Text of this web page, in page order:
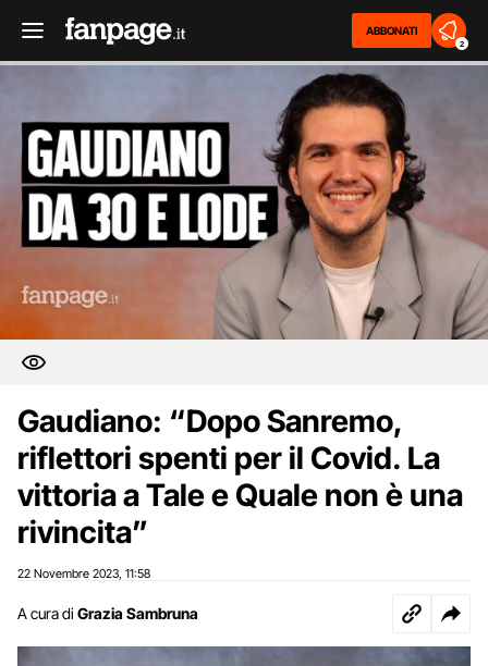
ABBONATI
2
Gaudiano: “Dopo Sanremo,
riflettori spenti per il Covid. La
vittoria a Tale e Quale non è una
rivincita”
22 Novembre 2023 11:58
A cura di Grazia Sambruna